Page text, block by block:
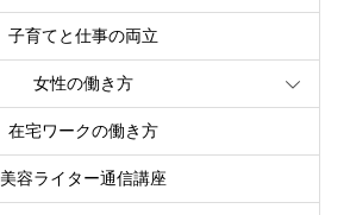
子育てと仕事の両立
女性の働き方
在宅ワークの働き方
美容ライター通信講座